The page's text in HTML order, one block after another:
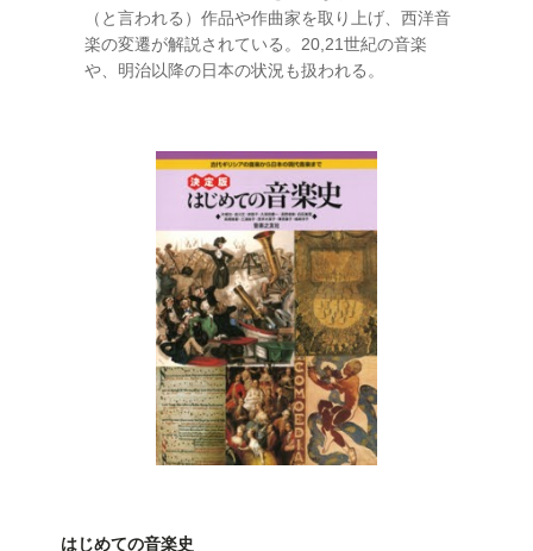
（と言われる）作品や作曲家を取り上げ、西洋音
楽の変遷が解説されている。20,21世紀の音楽
や、明治以降の日本の状況も扱われる。
はじめての音楽史